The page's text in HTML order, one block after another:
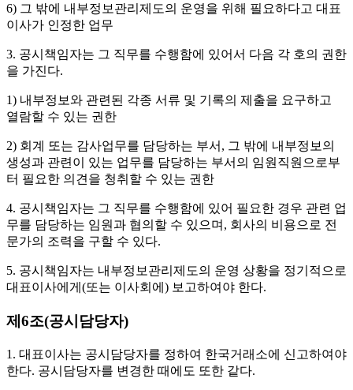
6) 그 밖에 내부정보관리제도의 운영을 위해 필요하다고 대표
이사가 인정한 업무
3. 공시책임자는 그 직무를 수행함에 있어서 다음 각 호의 권한
을 가진다.
1) 내부정보와 관련된 각종 서류 및 기록의 제출을 요구하고
열람할 수 있는 권한
2) 회계 또는 감사업무를 담당하는 부서, 그 밖에 내부정보의
생성과 관련이 있는 업무를 담당하는 부서의 임원직원으로부
터 필요한 의견을 청취할 수 있는 권한
4. 공시책임자는 그 직무를 수행함에 있어 필요한 경우 관련 업
무를 담당하는 임원과 협의할 수 있으며, 회사의 비용으로 전
문가의 조력을 구할 수 있다.
5. 공시책임자는 내부정보관리제도의 운영 상황을 정기적으로
대표이사에게(또는 이사회에) 보고하여야 한다.
제6조(공시담당자)
1. 대표이사는 공시담당자를 정하여 한국거래소에 신고하여야
한다. 공시담당자를 변경한 때에도 또한 같다.